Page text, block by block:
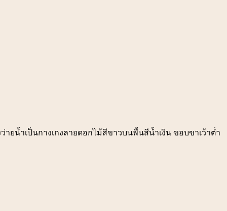
ยน้ำเป็นกางเกงลายดอกไม้สีขาวบนพื้นสีน้ำเงิน ขอบขาเว้าต่ำ